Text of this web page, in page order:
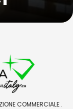
COMMERCIALE .